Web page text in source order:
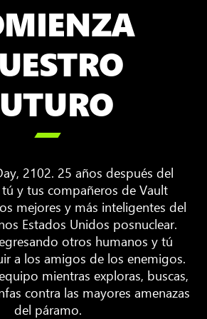

2102. 25 años después del
y tus compañeros de Vault
mejores y más inteligentes del
Estados Unidos posnuclear.
otros humanos y tú
a los amigos de los enemigos.
mientras exploras, buscas,
contra las mayores amenazas
del páramo.